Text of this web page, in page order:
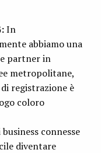
In
abbiamo una
partner in
metropolitane,
registrazione è
coloro
connesse
diventare